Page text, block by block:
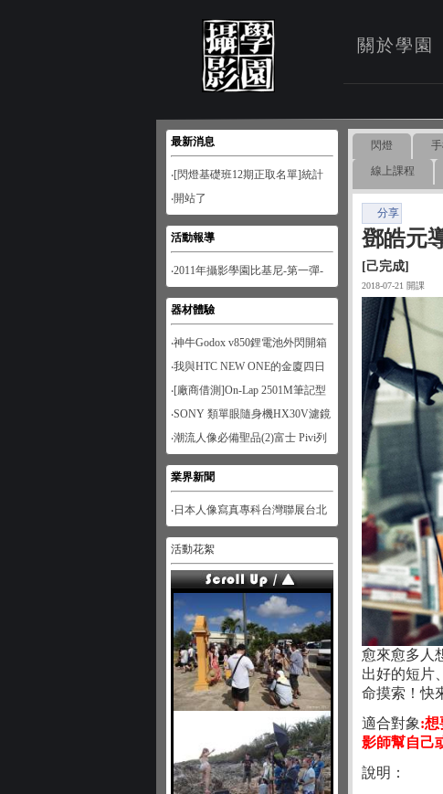
關於學園
最新消息
‧[閃燈基礎班12期正取名單]統計
至1月28日
‧開站了
活動報導
‧2011年攝影學園比基尼-第一彈-
南寮風情
器材體驗
‧神牛Godox v850鋰電池外閃開箱
‧我與HTC NEW ONE的金廈四日
遊
‧[廠商借測]On-Lap 2501M筆記型
螢幕開箱試用
‧SONY 類單眼隨身機HX30V濾鏡
功能體驗-人像篇
‧潮流人像必備聖品(2)富士 Pivi列
印機
業界新聞
‧日本人像寫真專科台灣聯展台北
展
活動花絮
閃燈
線上課程
分享
鄧皓元
[己完成]
2018-07-21 開課
愈來愈多人
出好的短片
命摸索！快
適合對象:想
影師幫自己
說明：